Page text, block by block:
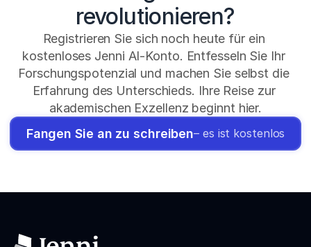
revolutionieren?
Registrieren Sie sich noch heute für ein
kostenloses Jenni AI-Konto. Entfesseln Sie Ihr
Forschungspotenzial und machen Sie selbst die
Erfahrung des Unterschieds. Ihre Reise zur
akademischen Exzellenz beginnt hier.
Fangen Sie an zu schreiben– es ist kostenlos